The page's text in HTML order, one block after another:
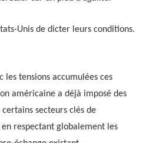
Unis de dicter leurs conditions.
tensions accumulées ces
américaine a déjà imposé des
secteurs clés de
en respectant globalement les